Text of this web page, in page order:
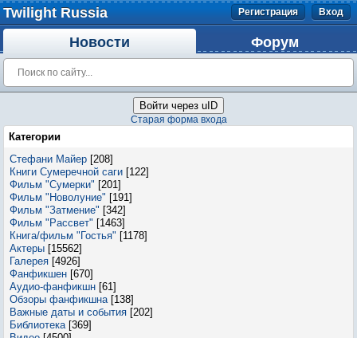
Twilight Russia Регистрация Вход
Новости Форум
Войти через uID
Старая форма входа
Категории
Стефани Майер [208]
Книги Сумеречной саги [122]
Фильм "Сумерки" [201]
Фильм "Новолуние" [191]
Фильм "Затмение" [342]
Фильм "Рассвет" [1463]
Книга/фильм "Гостья" [1178]
Актеры [15562]
Галерея [4926]
Фанфикшен [670]
Аудио-фанфикшн [61]
Обзоры фанфикшна [138]
Важные даты и события [202]
Библиотека [369]